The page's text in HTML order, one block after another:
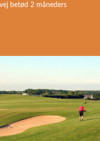
betød 2 måneders